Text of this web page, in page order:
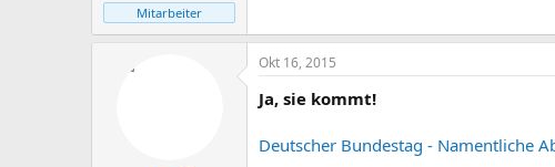
Mitarbeiter
Okt 16, 2015
Ja, sie kommt!
Deutscher Bundestag - Namentliche